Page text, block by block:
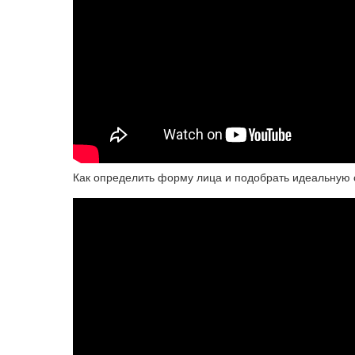
Как определить форму лица и подобрать идеальную